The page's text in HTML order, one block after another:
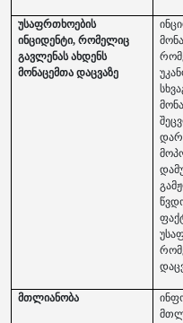
უსაფრთხოების
ინციდენტი, რომელიც
გავლენას ახდენს
მონაცემთა დაცვაზე
მთლიანობა